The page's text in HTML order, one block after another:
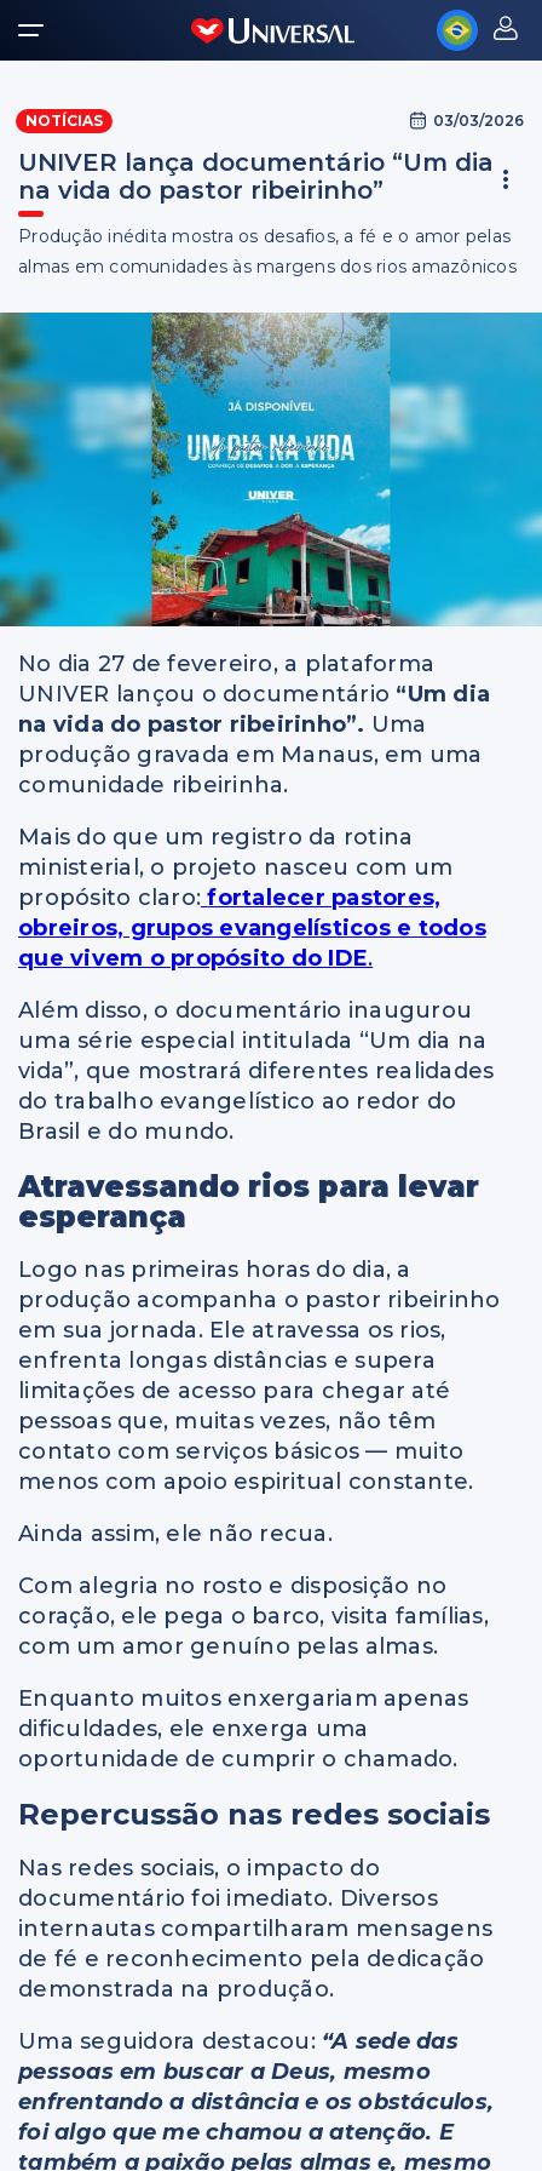
NOTÍCIAS 03/03/2026
UNIVER lança documentário “Um dia
na vida do pastor ribeirinho”
Produção inédita mostra os desafios, a fé e o amor pelas
almas em comunidades às margens dos rios amazônicos
No dia 27 de fevereiro, a plataforma
UNIVER lançou o documentário “Um dia
na vida do pastor ribeirinho”. Uma
produção gravada em Manaus, em uma
comunidade ribeirinha.
Mais do que um registro da rotina
ministerial, o projeto nasceu com um
propósito claro: fortalecer pastores,
obreiros, grupos evangelísticos e todos
que vivem o propósito do IDE.
Além disso, o documentário inaugurou
uma série especial intitulada “Um dia na
vida”, que mostrará diferentes realidades
do trabalho evangelístico ao redor do
Brasil e do mundo.
Atravessando rios para levar
esperança
Logo nas primeiras horas do dia, a
produção acompanha o pastor ribeirinho
em sua jornada. Ele atravessa os rios,
enfrenta longas distâncias e supera
limitações de acesso para chegar até
pessoas que, muitas vezes, não têm
contato com serviços básicos — muito
menos com apoio espiritual constante.
Ainda assim, ele não recua.
Com alegria no rosto e disposição no
coração, ele pega o barco, visita famílias,
com um amor genuíno pelas almas.
Enquanto muitos enxergariam apenas
dificuldades, ele enxerga uma
oportunidade de cumprir o chamado.
Repercussão nas redes sociais
Nas redes sociais, o impacto do
documentário foi imediato. Diversos
internautas compartilharam mensagens
de fé e reconhecimento pela dedicação
demonstrada na produção.
Uma seguidora destacou: “A sede das
pessoas em buscar a Deus, mesmo
enfrentando a distância e os obstáculos,
foi algo que me chamou a atenção. E
também a paixão pelas almas e, mesmo